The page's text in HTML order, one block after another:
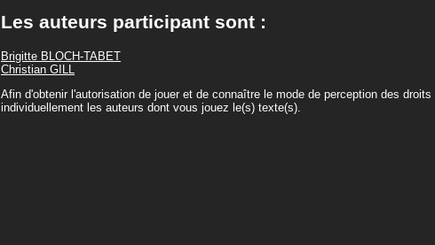
Les auteurs participant sont :
Brigitte BLOCH-TABET
Christian GILL
Afin d'obtenir l'autorisation de jouer et de connaître le mode de perception des
individuellement les auteurs dont vous jouez le(s) texte(s).